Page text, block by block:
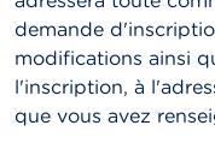
demande
modifications ainsi
l'inscription, à
que vous avez